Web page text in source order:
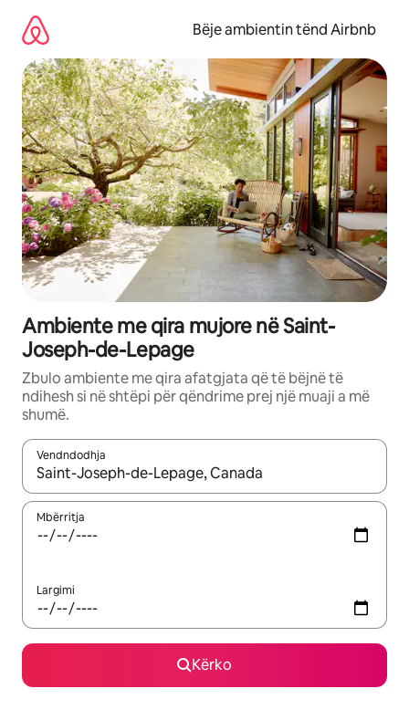
përmbajtja
Bëje ambientin tënd Airbnb
Ambiente me qira mujore në Saint-
Joseph-de-Lepage
Zbulo ambiente me qira afatgjata që të bëjnë të
ndihesh si në shtëpi për qëndrime prej një muaji a më
shumë.
Vendndodhja
Kur rezultatet të jenë të disponueshme, lëviz me butonat e
Mbërritja
Largimi
Kërko